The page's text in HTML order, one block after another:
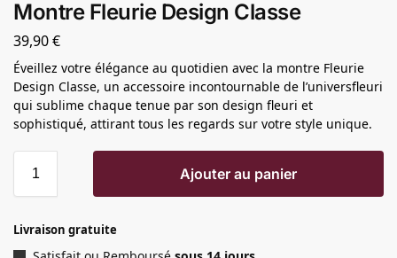
Montre Fleurie Design Classe
39,90€
Éveillez votre élégance au quotidien avec la montre Fleurie
Design Classe, un accessoire incontournable de l’universfleuri
qui sublime chaque tenue par son design fleuri et
sophistiqué, attirant tous les regards sur votre style unique.
Ajouter au panier
Livraison gratuite